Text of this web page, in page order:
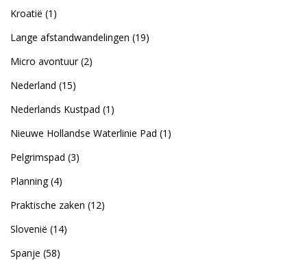
Kroatië (1)
Lange afstandwandelingen (19)
Micro avontuur(2)
Nederland (15)
Nederlands Kustpad (1)
Nieuwe Hollandse Waterlinie Pad (1)
Pelgrimspad (3)
Planning(4)
Praktische zaken (12)
Slovenië (14)
Spanje (58)